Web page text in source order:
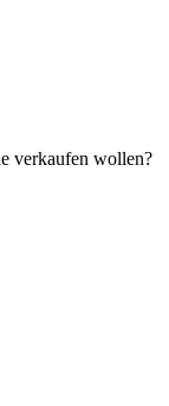
verkaufen wollen?